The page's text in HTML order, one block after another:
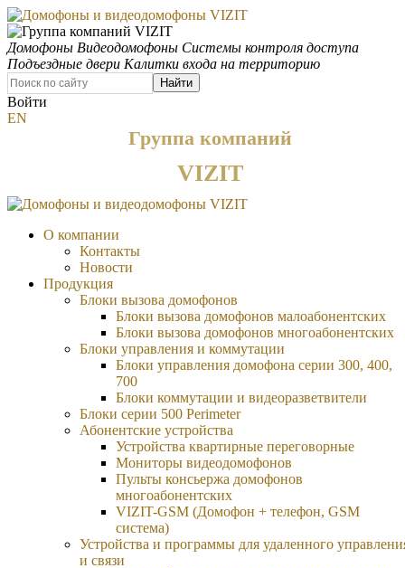
Домофоны Видеодомофоны Системы контроля доступа
Подъездные двери Калитки входа на территорию
Найти
Войти
EN
Группа компаний
VIZIT
О компании
Контакты
Новости
Продукция
Блоки вызова домофонов
Блоки вызова домофонов малоабонентских
Блоки вызова домофонов многоабонентских
Блоки управления и коммутации
Блоки управления домофона серии 300, 400,
700
Блоки коммутации и видеоразветвители
Блоки серии 500 Perimeter
Абонентские устройства
Устройства квартирные переговорные
Мониторы видеодомофонов
Пульты консьержа домофонов
многоабонентских
VIZIT-GSM (Домофон + телефон, GSM
система)
Устройства и программы для удаленного
и связи